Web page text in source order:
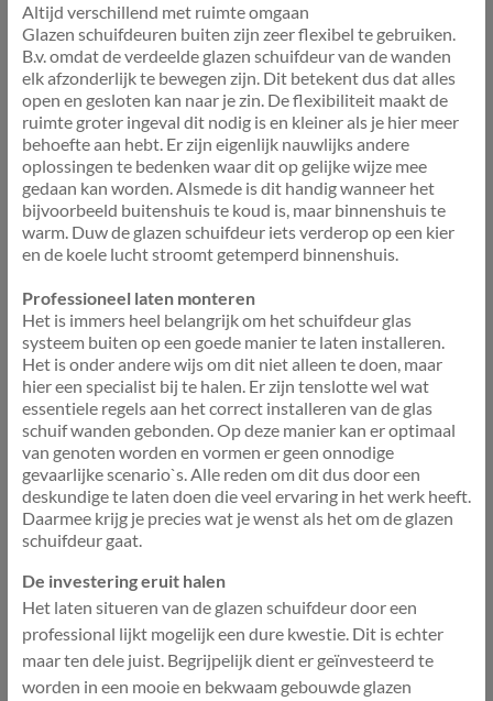
Altijd verschillend met ruimte omgaan
Glazen schuifdeuren buiten zijn zeer flexibel te gebruiken.
B.v. omdat de verdeelde glazen schuifdeur van de wanden
elk afzonderlijk te bewegen zijn. Dit betekent dus dat alles
open en gesloten kan naar je zin. De flexibiliteit maakt de
ruimte groter ingeval dit nodig is en kleiner als je hier meer
behoefte aan hebt. Er zijn eigenlijk nauwlijks andere
oplossingen te bedenken waar dit op gelijke wijze mee
gedaan kan worden. Alsmede is dit handig wanneer het
bijvoorbeeld buitenshuis te koud is, maar binnenshuis te
warm. Duw de glazen schuifdeur iets verderop op een kier
en de koele lucht stroomt getemperd binnenshuis.
Professioneel laten monteren
Het is immers heel belangrijk om het schuifdeur glas
systeem buiten op een goede manier te laten installeren.
Het is onder andere wijs om dit niet alleen te doen, maar
hier een specialist bij te halen. Er zijn tenslotte wel wat
essentiele regels aan het correct installeren van de glas
schuif wanden gebonden. Op deze manier kan er optimaal
van genoten worden en vormen er geen onnodige
gevaarlijke scenario`s. Alle reden om dit dus door een
deskundige te laten doen die veel ervaring in het werk heeft.
Daarmee krijg je precies wat je wenst als het om de glazen
schuifdeur gaat.
De investering eruit halen
Het laten situeren van de glazen schuifdeur door een
professional lijkt mogelijk een dure kwestie. Dit is echter
maar ten dele juist. Begrijpelijk dient er geïnvesteerd te
worden in een mooie en bekwaam gebouwde glazen